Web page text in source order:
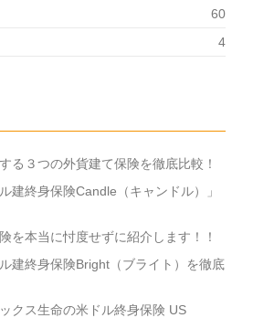
60
4
る３つの外貨建て保険を徹底比較！
建終身保険Candle（キャンドル）」
を本当に忖度せずに紹介します！！
建終身保険Bright（ブライト）を徹底
クス生命の米ドル終身保険 US